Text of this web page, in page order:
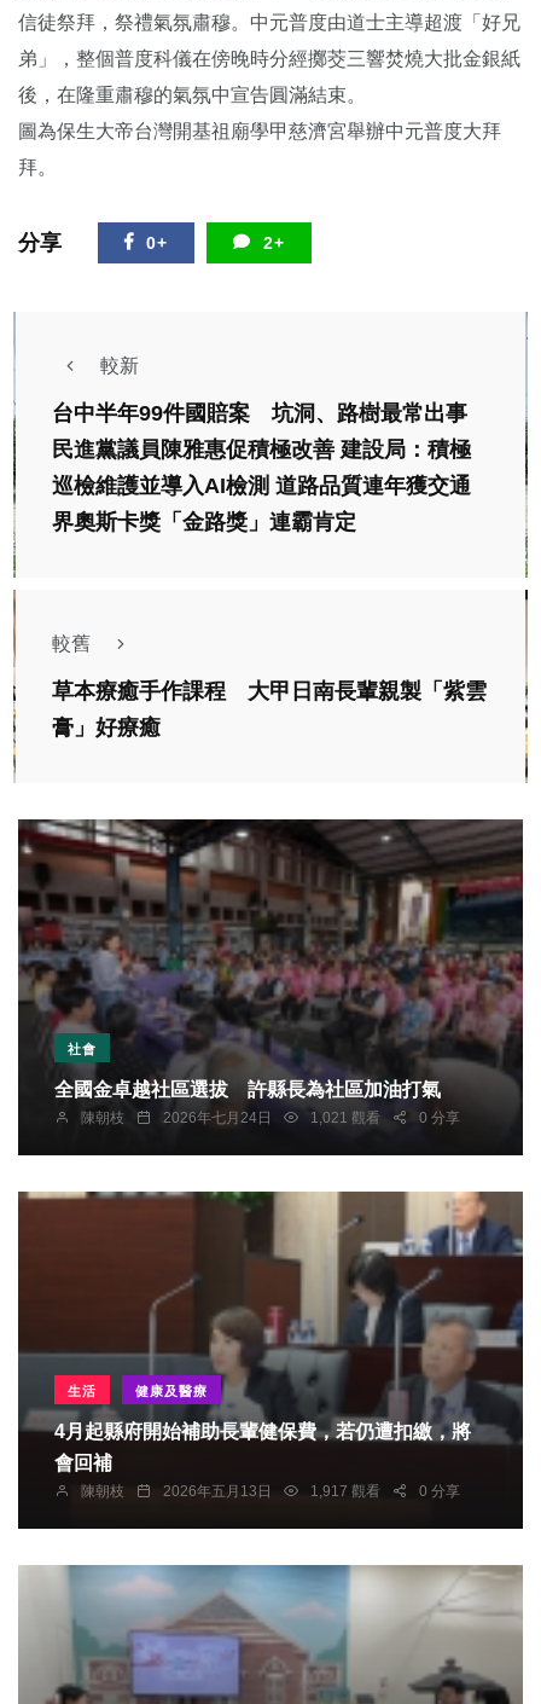
信徒祭拜，祭禮氣氛肅穆。中元普度由道士主導超渡「好兄
弟」，整個普度科儀在傍晚時分經擲茭三響焚燒大批金銀紙
後，在隆重肅穆的氣氛中宣告圓滿結束。
圖為保生大帝台灣開基祖廟學甲慈濟宮舉辦中元普度大拜
拜。
分享 0+ 2+
較新
台中半年99件國賠案 坑洞、路樹最常出事
民進黨議員陳雅惠促積極改善 建設局：積極
巡檢維護並導入AI檢測 道路品質連年獲交通
界奧斯卡獎「金路獎」連霸肯定
較舊
草本療癒手作課程 大甲日南長輩親製「紫雲
膏」好療癒
社會
全國金卓越社區選拔 許縣長為社區加油打氣
陳朝枝 2026年七月24日 1,021 觀看 0 分享
生活 健康及醫療
4月起縣府開始補助長輩健保費，若仍遭扣繳，將
會回補
陳朝枝 2026年五月13日 1,917 觀看 0 分享